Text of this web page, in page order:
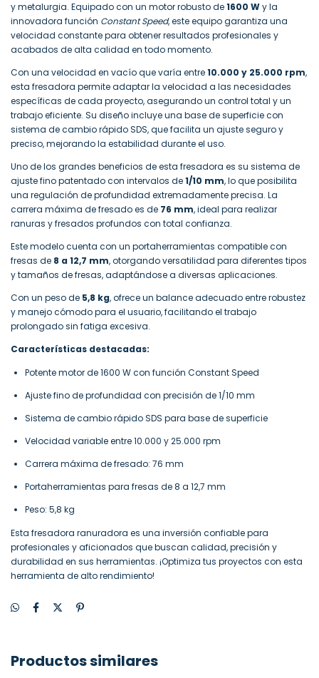
y metalurgia. Equipado con un motor robusto de1600 Wy la
innovadora función Constant Speed, este equipo garantiza una
velocidad constante para obtener resultados profesionales y
acabados de alta calidad en todo momento.
Con una velocidad en vacío que varía entre10.000 y 25.000 rpm,
esta fresadora permite adaptar la velocidad a las necesidades
específicas de cada proyecto, asegurando un control total y un
trabajo eficiente. Su diseño incluye una base de superficie con
sistema de cambio rápido SDS, que facilita un ajuste seguro y
preciso, mejorando la estabilidad durante el uso.
Uno de los grandes beneficios de esta fresadora es su sistema de
ajuste fino patentado con intervalos de1/10 mm, lo que posibilita
una regulación de profundidad extremadamente precisa. La
carrera máxima de fresado es de 76 mm, ideal para realizar
ranuras y fresados profundos con total confianza.
Este modelo cuenta con un portaherramientas compatible con
fresas de 8 a 12,7 mm, otorgando versatilidad para diferentes tipos
y tamaños de fresas, adaptándose a diversas aplicaciones.
Con un peso de 5,8 kg, ofrece un balance adecuado entre robustez
y manejo cómodo para el usuario, facilitando el trabajo
prolongado sin fatiga excesiva.
Características destacadas:
Potente motor de 1600 W con función Constant Speed
Ajuste fino de profundidad con precisión de 1/10 mm
Sistema de cambio rápido SDS para base de superficie
Velocidad variable entre 10.000 y 25.000 rpm
Carrera máxima de fresado: 76 mm
Portaherramientas para fresas de 8 a 12,7 mm
Peso: 5,8 kg
Esta fresadora ranuradora es una inversión confiable para
profesionales y aficionados que buscan calidad, precisión y
durabilidad en sus herramientas. ¡Optimiza tus proyectos con esta
herramienta de alto rendimiento!
Productos similares